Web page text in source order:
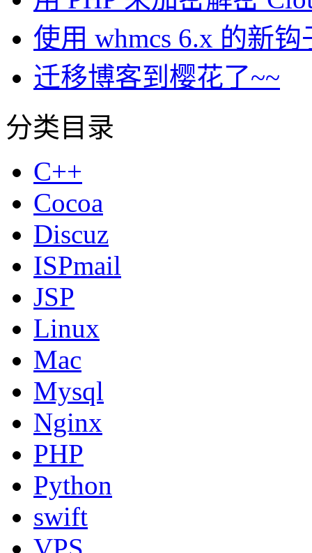
使用 whmcs 6.x 的新
迁移博客到樱花了~~
分类目录
C++
Cocoa
Discuz
ISPmail
JSP
Linux
Mac
Mysql
Nginx
PHP
Python
swift